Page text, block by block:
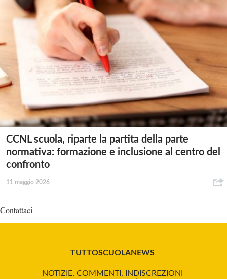
CCNL scuola, riparte la partita della parte
normativa: formazione e inclusione al centro del
confronto
11 maggio 2026
Contattaci
TUTTOSCUOLANEWS
NOTIZIE, COMMENTI, INDISCREZIONI